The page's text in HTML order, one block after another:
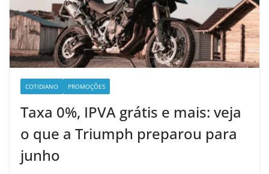
COTIDIANO PROMOÇÕES
Taxa 0%, IPVA grátis e mais: veja
o que a Triumph preparou para
junho